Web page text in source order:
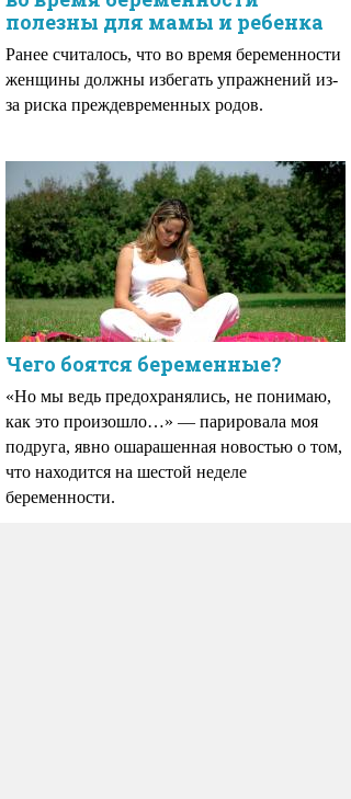
полезны для мамы и ребенка
Ранее считалось, что во время беременности
женщины должны избегать упражнений из-
за риска преждевременных родов.
Чего боятся беременные?
«Но мы ведь предохранялись, не понимаю,
как это произошло…» — парировала моя
подруга, явно ошарашенная новостью о том,
что находится на шестой неделе
беременности.